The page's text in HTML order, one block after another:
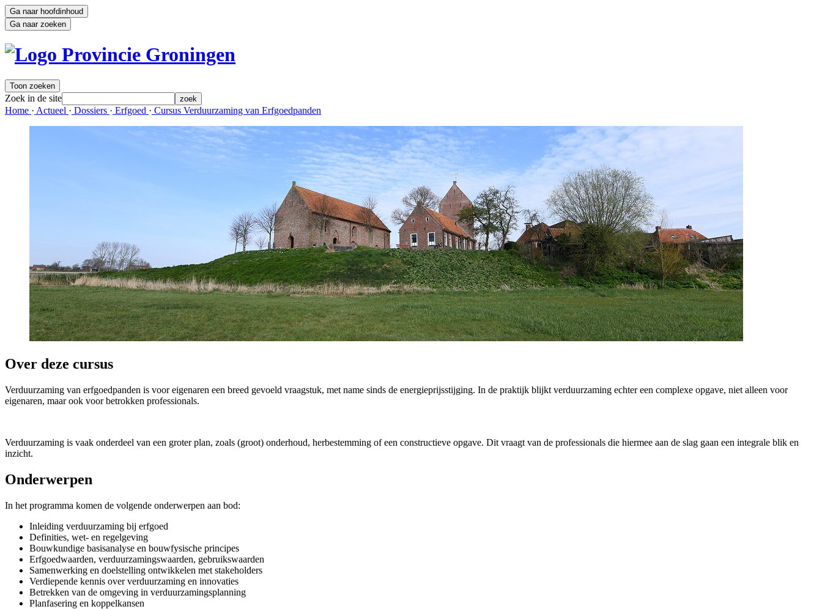
Ga naar hoofdinhoud
Ga naar zoeken
Toon zoeken
Zoek in de site zoek
Home · Actueel · Dossiers · Erfgoed · Cursus Verduurzaming van Erfgoedpanden
Over deze cursus
Verduurzaming van erfgoedpanden is voor eigenaren een breed gevoeld vraagstuk, met name sinds de energieprijsstijging. In de praktijk blijkt verduurzaming echter een complexe opgave, niet alleen voor
eigenaren, maar ook voor betrokken professionals.
Verduurzaming is vaak onderdeel van een groter plan, zoals (groot) onderhoud, herbestemming of een constructieve opgave. Dit vraagt van de professionals die hiermee aan de slag gaan een integrale blik en
inzicht.
Onderwerpen
In het programma komen de volgende onderwerpen aan bod:
Inleiding verduurzaming bij erfgoed
Definities, wet- en regelgeving
Bouwkundige basisanalyse en bouwfysische principes
Erfgoedwaarden, verduurzamingswaarden, gebruikswaarden
Samenwerking en doelstelling ontwikkelen met stakeholders
Verdiepende kennis over verduurzaming en innovaties
Betrekken van de omgeving in verduurzamingsplanning
Planfasering en koppelkansen